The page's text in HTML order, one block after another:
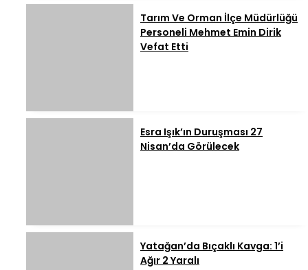
Tarım Ve Orman İlçe Müdürlüğü
Personeli Mehmet Emin Dirik
Vefat Etti
Esra Işık’ın Duruşması 27
Nisan’da Görülecek
Yatağan’da Bıçaklı Kavga: 1’i
Ağır 2 Yaralı